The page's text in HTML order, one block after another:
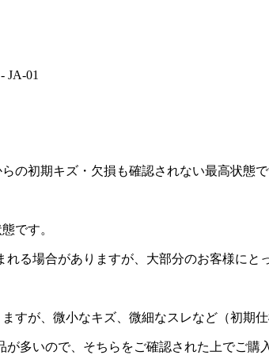
JA-01
の初期キズ・欠損も確認されない最高状態で
です。
る場合がありますが、大部分のお客様にと
すが、微小なキズ、微細なスレなど（初期
多いので、そちらをご確認された上でご購